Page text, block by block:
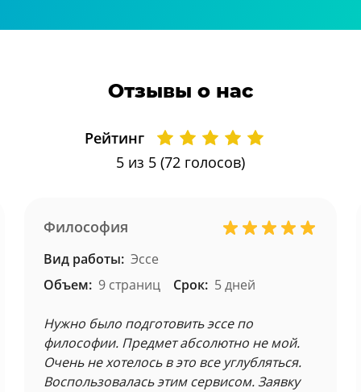
Отзывы о нас
Рейтинг
5 из 5 (72 голосов)
Философия
Вид работы: Эссе
Объем: 9 страниц Срок: 5 дней
Нужно было подготовить эссе по
философии. Предмет абсолютно не мой.
Очень не хотелось в это все углубляться.
Воспользовалась этим сервисом. Заявку